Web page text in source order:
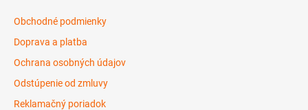
Obchodné podmienky
Doprava a platba
Ochrana osobných údajov
Odstúpenie od zmluvy
Reklamačný poriadok